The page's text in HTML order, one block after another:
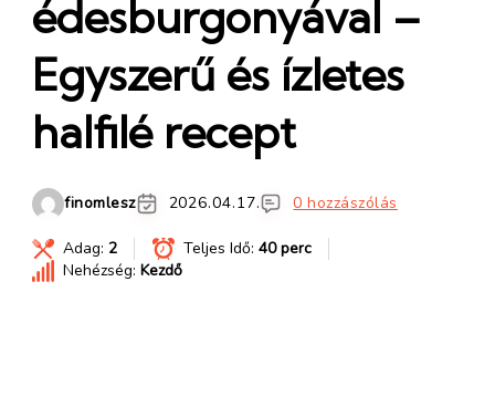
édesburgonyával –
Egyszerű és ízletes
halfilé recept
finomlesz 2026.04.17. 0 hozzászólás
Adag: 2 Teljes Idő: 40 perc
Nehézség: Kezdő